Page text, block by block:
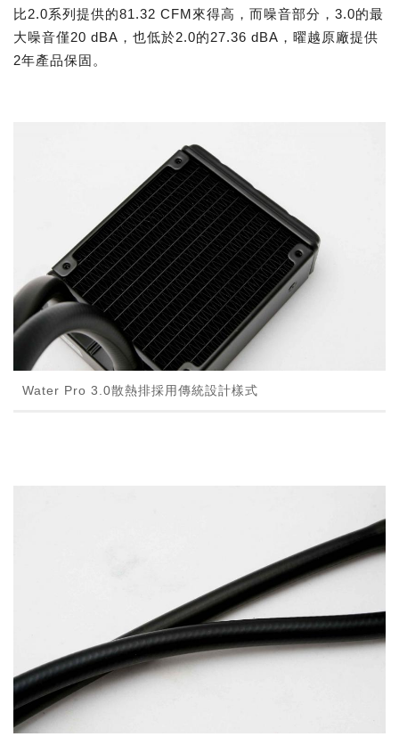
比2.0系列提供的81.32 CFM來得高，而噪音部分，3.0的最
大噪音僅20 dBA，也低於2.0的27.36 dBA，曜越原廠提供
2年產品保固。
Water Pro 3.0散熱排採用傳統設計樣式